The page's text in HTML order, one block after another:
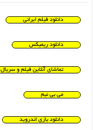
دانلود فیلم ایرانی
دانلود ریمیکس
تماشای آنلاین فیلم و سریال
می بی نیم
دانلود بازی اندروید